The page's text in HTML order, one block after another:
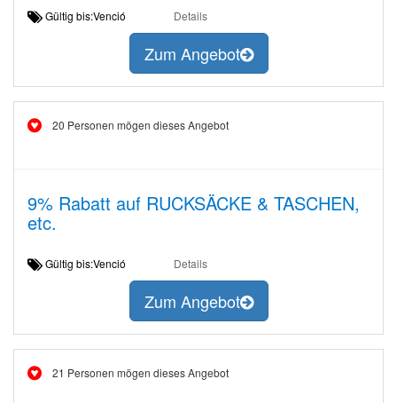
Gültig bis:Venció Details
Zum Angebot
20 Personen mögen dieses Angebot
9% Rabatt auf RUCKSÄCKE & TASCHEN,
etc.
Gültig bis:Venció Details
Zum Angebot
21 Personen mögen dieses Angebot